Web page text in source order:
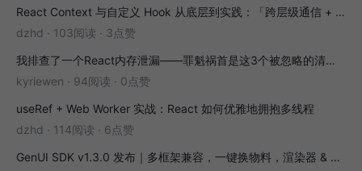
React Context 与自定义 Hook 从底层到实践：「跨层级通信 + 副作用封装」全解析
dzhd · 103阅读 · 3点赞
我排查了一个React内存泄漏——罪魁祸首是这3个被忽略的清理函数
kyriewen · 94阅读 · 0点赞
useRef + Web Worker 实战：React 如何优雅地拥抱多线程
dzhd · 114阅读 · 6点赞
GenUI SDK v1.3.0 发布｜多框架兼容，一键换物料，渲染器 & 演练场全面增强！